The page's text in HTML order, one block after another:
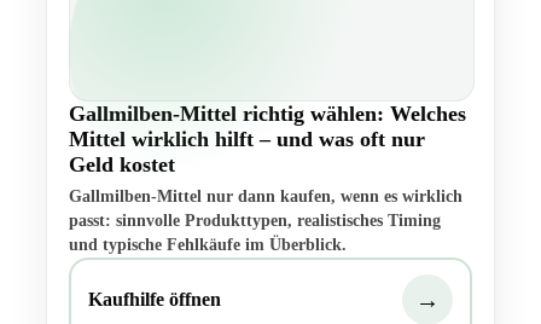
Gallmilben-Mittel richtig wählen: Welches
Mittel wirklich hilft – und was oft nur
Geld kostet
Gallmilben-Mittel nur dann kaufen, wenn es wirklich
passt: sinnvolle Produkttypen, realistisches Timing
und typische Fehlkäufe im Überblick.
Kaufhilfe öffnen →